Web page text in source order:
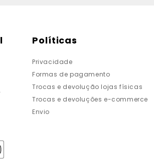
Políticas
Privacidade
Formas de pagamento
Trocas e devolução lojas físicas
Trocas e devoluções e-commerce
Envio